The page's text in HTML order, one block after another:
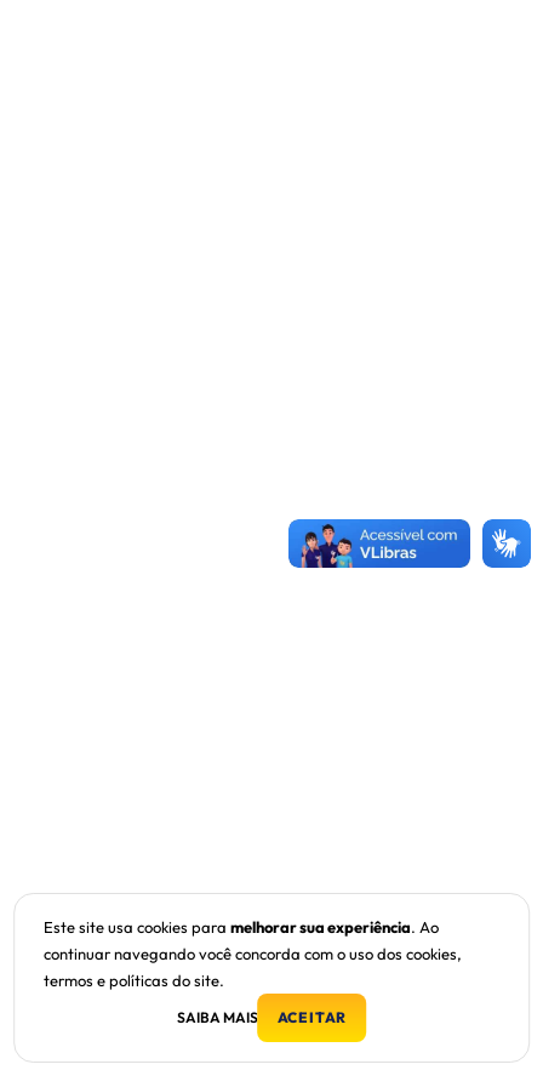
Este site usa cookies paramelhorar sua experiência. Ao
continuar navegando você concorda com o uso dos cookies,
termos e políticas do site.
SAIBA MAIS ACEITAR